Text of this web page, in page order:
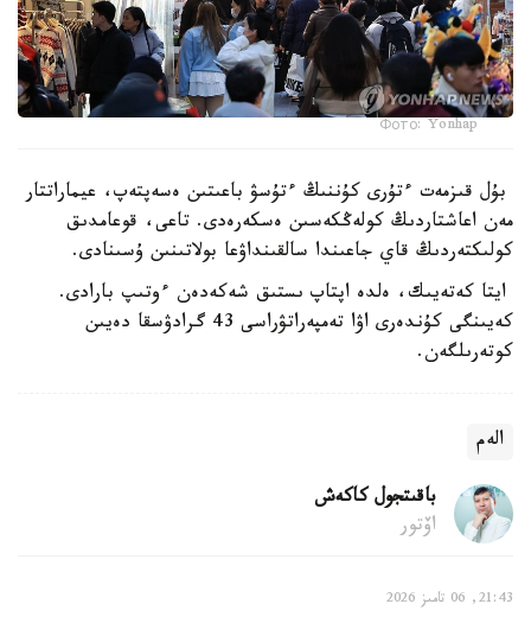
Фото: Yonhap
بۇل قىزمەت ءتۇرى كۇننىڭ ءتۇسۋ باعىتىن ەسەپتەپ، عيماراتتار
مەن اعاشتاردىڭ كولەڭكەسىن ەسكەرەدى. تاعى، قوعامدىق
كولىكتەردىڭ قاي جاعىندا سالقىنداۋعا بولاتىنىن ۇسىنادى.
ايتا كەتەيىك، ەلدە اپتاپ ىستىق شەكەدەن ءوتىپ بارادى.
كەيىنگى كۇندەرى اۋا تەمپەراتۋراسى 43 گرادۋسقا دەيىن
كوتەرىلگەن.
الەم
باقىتجول كاكەش
اۆتور
21:43, 06 تامىز 2026